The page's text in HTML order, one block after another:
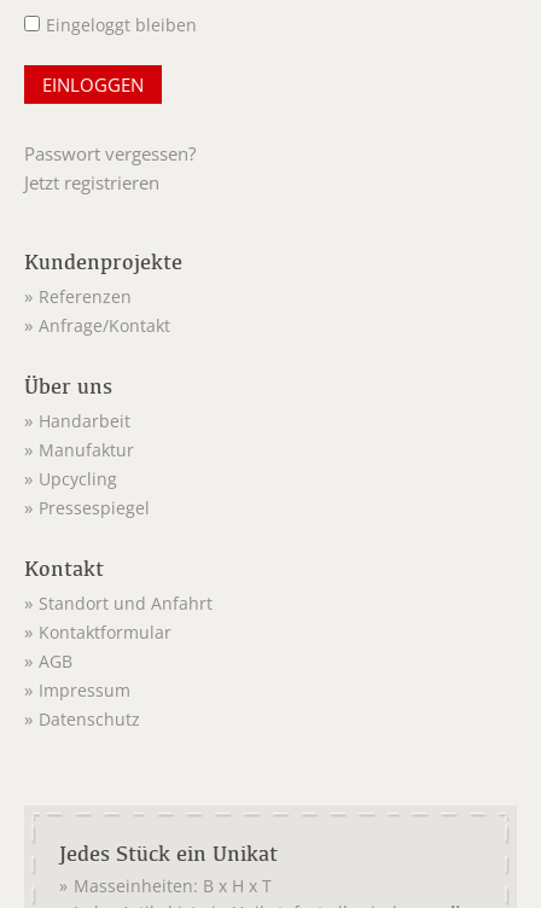
Eingeloggt bleiben
Passwort vergessen?
Jetzt registrieren
Kundenprojekte
Referenzen
Anfrage/Kontakt
Über uns
Handarbeit
Manufaktur
Upcycling
Pressespiegel
Kontakt
Standort und Anfahrt
Kontaktformular
AGB
Impressum
Datenschutz
Jedes Stück ein Unikat
Masseinheiten: B x H x T